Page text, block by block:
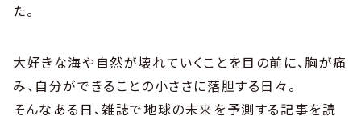
た。
大好きな海や自然が壊れていくことを目の前に、胸が痛
み、自分ができることの小ささに落胆する日々。
そんなある日、雑誌で地球の未来を予測する記事を読